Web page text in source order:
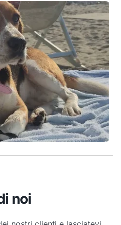
noi